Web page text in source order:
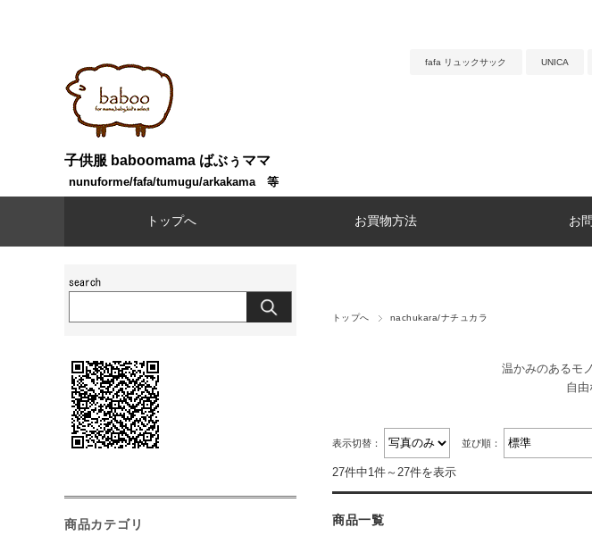
子供服 baboomama ばぶぅママ
nunuforme/fafa/tumugu/arkakama 等
fafa リュックサック UNICA
トップへ お買物方法 お
トップへ nachukara/ナチュカラ
温かみのあるモ
自
表示切替： 並び順：
27件中1件～27件を表示
商品一覧
商品カテゴリ